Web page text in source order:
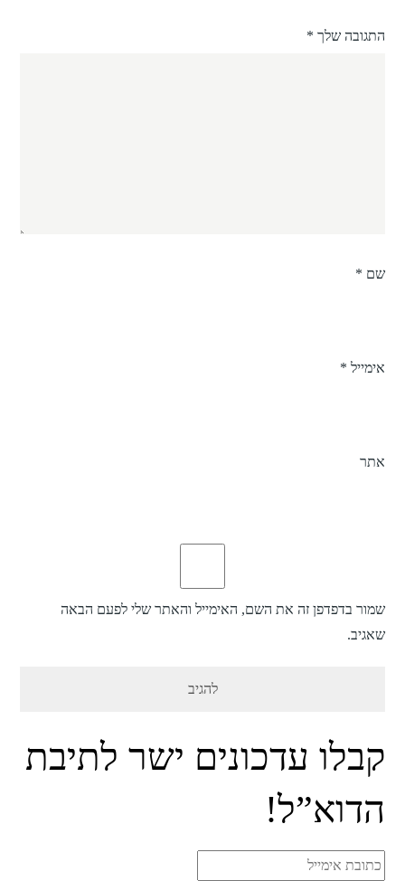
התגובה שלך *
שם *
אימייל *
אתר
שמור בדפדפן זה את השם, האימייל והאתר שלי לפעם הבאה
שאגיב.
קבלו עדכונים ישר לתיבת
הדוא”ל!